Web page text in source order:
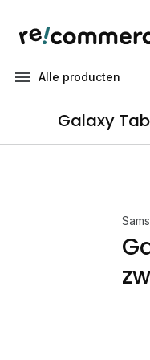
Alle producten
Galaxy